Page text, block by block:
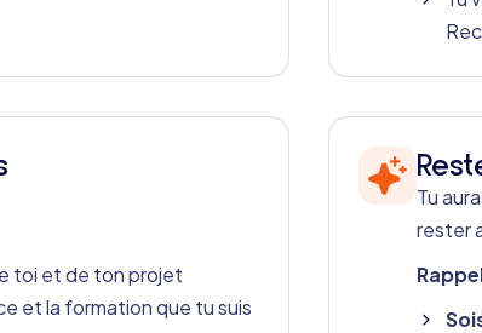
toi et de ton projet
et la formation que tu suis
Tu
rester